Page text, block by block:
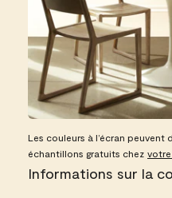
Les couleurs à l’écran peuvent
échantillons gratuits chez
Informations sur la